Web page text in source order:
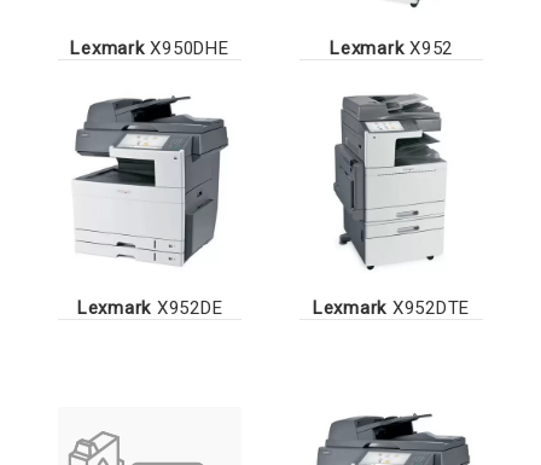
LexmarkX950DHE LexmarkX952
Lexmark X952DE Lexmark X952DTE